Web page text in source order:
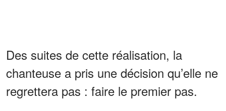
Des suites de cette réalisation, la
chanteuse a pris une décision qu’elle ne
regrettera pas : faire le premier pas.